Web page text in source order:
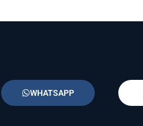
WHATSAPP